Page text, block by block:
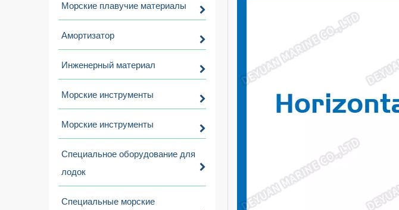
Морские плавучие материалы
Амортизатор
Инженерный материал
Морские инструменты
Морские инструменты
Специальное оборудование для
лодок
Специальные морские